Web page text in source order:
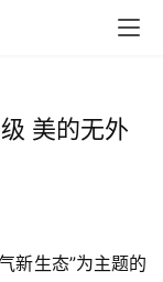
美的无外
新生态”为主题的